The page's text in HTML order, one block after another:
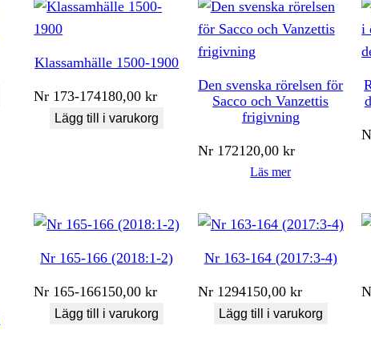
Klassamhälle 1500-1900
Nr 173-174180,00kr
Lägg till i varukorg
Den svenska rörelsen för
Sacco och Vanzettis
frigivning
Nr 172120,00 kr
Läs mer
Nr 165-166 (2018:1-2)
Nr 165-166150,00kr
Lägg till i varukorg
Nr 163-164 (2017:3-4)
Nr 1294150,00 kr
Lägg till i varukorg